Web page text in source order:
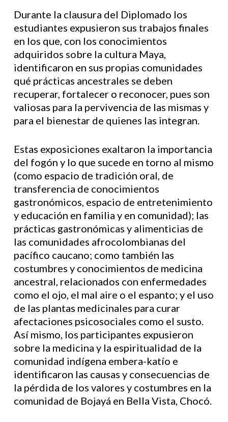
Durante la clausura del Diplomado los
estudiantes expusieron sus trabajos finales
en los que, con los conocimientos
adquiridos sobre la cultura Maya,
identificaron en sus propias comunidades
qué prácticas ancestrales se deben
recuperar, fortalecer o reconocer, pues son
valiosas para la pervivencia de las mismas y
para el bienestar de quienes las integran.
Estas exposiciones exaltaron la importancia
del fogón y lo que sucede en torno al mismo
(como espacio de tradición oral, de
transferencia de conocimientos
gastronómicos, espacio de entretenimiento
y educación en familia y en comunidad); las
prácticas gastronómicas y alimenticias de
las comunidades afrocolombianas del
pacífico caucano; como también las
costumbres y conocimientos de medicina
ancestral, relacionados con enfermedades
como el ojo, el mal aire o el espanto; y el uso
de las plantas medicinales para curar
afectaciones psicosociales como el susto.
Así mismo, los participantes expusieron
sobre la medicina y la espiritualidad de la
comunidad indígena embera-katío e
identificaron las causas y consecuencias de
la pérdida de los valores y costumbres en la
comunidad de Bojayá en Bella Vista, Chocó.